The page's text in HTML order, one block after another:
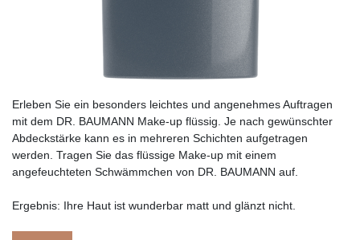
Erleben Sie ein besonders leichtes und angenehmes Auftragen
mit dem DR. BAUMANN Make-up flüssig. Je nach gewünschter
Abdeckstärke kann es in mehreren Schichten aufgetragen
werden. Tragen Sie das flüssige Make-up mit einem
angefeuchteten Schwämmchen von DR. BAUMANN auf.
Ergebnis: Ihre Haut ist wunderbar matt und glänzt nicht.